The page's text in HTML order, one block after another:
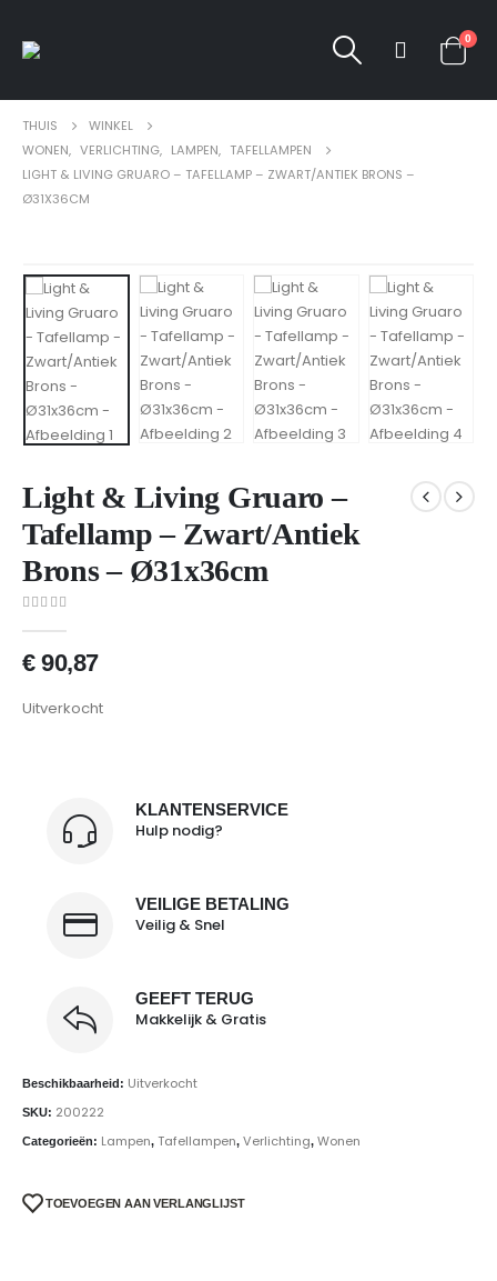
0
THUIS
WINKEL
WONEN, VERLICHTING, LAMPEN, TAFELLAMPEN
LIGHT & LIVING GRUARO – TAFELLAMP – ZWART/ANTIEK BRONS –
Ø31X36CM
Light & Living Gruaro –
Tafellamp – Zwart/Antiek
Brons – Ø31x36cm
€90,87
Uitverkocht
KLANTENSERVICE
Hulp nodig?
VEILIGE BETALING
Veilig & Snel
GEEFT TERUG
Makkelijk & Gratis
Beschikbaarheid: Uitverkocht
SKU: 200222
Categorieën: Lampen, Tafellampen, Verlichting, Wonen
TOEVOEGEN AAN VERLANGLIJST